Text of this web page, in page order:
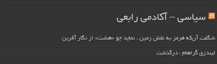
سیاسی – آکادمی رابعی
شگفت آن‌که هرمز به نقش زمین ، نماید چو «هشت» از نگار آفرین
لیندزی گراهام ، درگذشت